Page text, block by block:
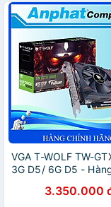
VGA T-WOLF TW-
3G D5/ 6G D5 -
3.350.000